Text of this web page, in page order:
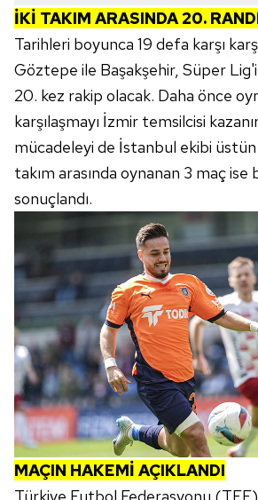
İKİ TAKIM ARASINDA 20.
Tarihleri boyunca 19 defa karşı
Göztepe ile Başakşehir, Süper
20. kez rakip olacak. Daha önce
karşılaşmayı İzmir temsilcisi
mücadeleyi de İstanbul ekibi üstün
takım arasında oynanan 3 maç
sonuçlandı.
MAÇIN HAKEMİ AÇIKLANDI
Türkiye Futbol Federasyonu